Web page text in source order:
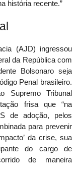
história recente.”
(AJD) ingressou
da República com
Bolsonaro seja
Penal brasileiro.
Supremo Tribunal
frisa que “na
de adoção, pelos
para prevenir
da crise, sua
do cargo de
de maneira